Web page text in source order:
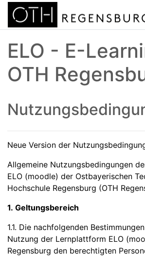
Zum Hauptinhalt
ELO - E-
OTH
Neue Version der
Allgemeine Nutzungsbedingungen
ELO (moodle) der Ostbayerischen
Hochschule Regensburg (OTH
1. Geltungsbereich
1.1. Die nachfolgenden
Nutzung der Lernplattform ELO
Regensburg den berechtigten